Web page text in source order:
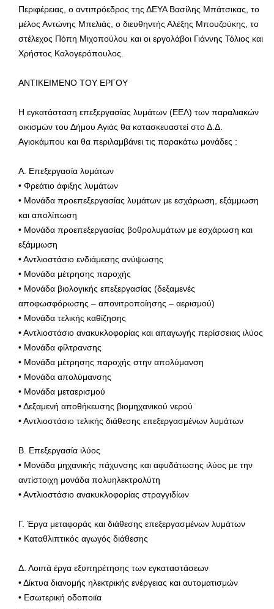
Περιφέρειας, ο αντιπρόεδρος της ΔΕΥΑ Βασίλης Μπάτσικας, το
μέλος Αντώνης Μπελιάς, ο διευθηντής Αλέξης Μπουζούκης, το
στέλεχος Πόπη Μιχοπούλου και οι εργολάβοι Γιάννης Τόλιος και
Χρήστος Καλογερόπουλος.
ΑΝΤΙΚΕΙΜΕΝΟ ΤΟΥ ΕΡΓΟΥ
Η εγκατάσταση επεξεργασίας λυμάτων (ΕΕΛ) των παραλιακών
οικισμών του Δήμου Αγιάς θα κατασκευαστεί στο Δ.Δ.
Αγιοκάμπου και θα περιλαμβάνει τις παρακάτω μονάδες :
Α. Επεξεργασία λυμάτων
• Φρεάτιο άφιξης λυμάτων
• Μονάδα προεπεξεργασίας λυμάτων με εσχάρωση, εξάμμωση
και απολίπωση
• Μονάδα προεπεξεργασίας βοθρολυμάτων με εσχάρωση και
εξάμμωση
• Αντλιοστάσιο ενδιάμεσης ανύψωσης
• Μονάδα μέτρησης παροχής
• Μονάδα βιολογικής επεξεργασίας (δεξαμενές
αποφωσφόρωσης – απονιτροποίησης – αερισμού)
• Μονάδα τελικής καθίζησης
• Αντλιοστάσιο ανακυκλοφορίας και απαγωγής περίσσειας ιλύος
• Μονάδα φίλτρανσης
• Μονάδα μέτρησης παροχής στην απολύμανση
• Μονάδα απολύμανσης
• Μονάδα μεταερισμού
• Δεξαμενή αποθήκευσης βιομηχανικού νερού
• Αντλιοστάσιο τελικής διάθεσης επεξεργασμένων λυμάτων
Β. Επεξεργασία ιλύος
• Μονάδα μηχανικής πάχυνσης και αφυδάτωσης ιλύος με την
αντίστοιχη μονάδα πολυηλεκτρολύτη
• Αντλιοστάσιο ανακυκλοφορίας στραγγιδίων
Γ. Έργα μεταφοράς και διάθεσης επεξεργασμένων λυμάτων
• Καταθλιπτικός αγωγός διάθεσης
Δ. Λοιπά έργα εξυπηρέτησης των εγκαταστάσεων
• Δίκτυα διανομής ηλεκτρικής ενέργειας και αυτοματισμών
• Εσωτερική οδοποιϊα